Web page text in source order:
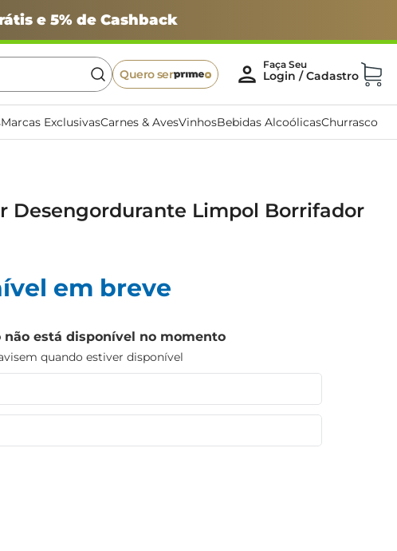
e 5% de Cashback
Quero ser
Marcas ExclusivasCarnes & AvesVinhosBebidas AlcoólicasChurrasco
Desengordurante Limpol Borrifador
em breve
não está disponível no momento
quando estiver disponível